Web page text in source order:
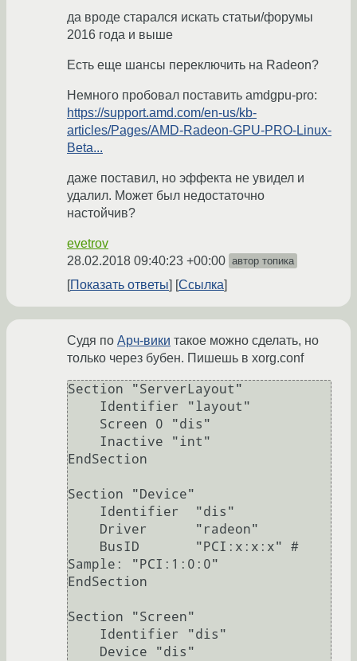
да вроде старался искать статьи/форумы
2016 года и выше
Есть еще шансы переключить на Radeon?
Немного пробовал поставить amdgpu-pro:
https://support.amd.com/en-us/kb-
articles/Pages/AMD-Radeon-GPU-PRO-Linux-
Beta...
даже поставил, но эффекта не увидел и
удалил. Может был недостаточно
настойчив?
evetrov
28.02.2018 09:40:23 +00:00 автор топика
Показать ответы Ссылка
Судя по Арч-вики такое можно сделать, но
только через бубен. Пишешь в xorg.conf
Section "ServerLayout"
EndSection
Section "Device"
Sample: "PCI:1:0:0"
EndSection
Section "Screen"